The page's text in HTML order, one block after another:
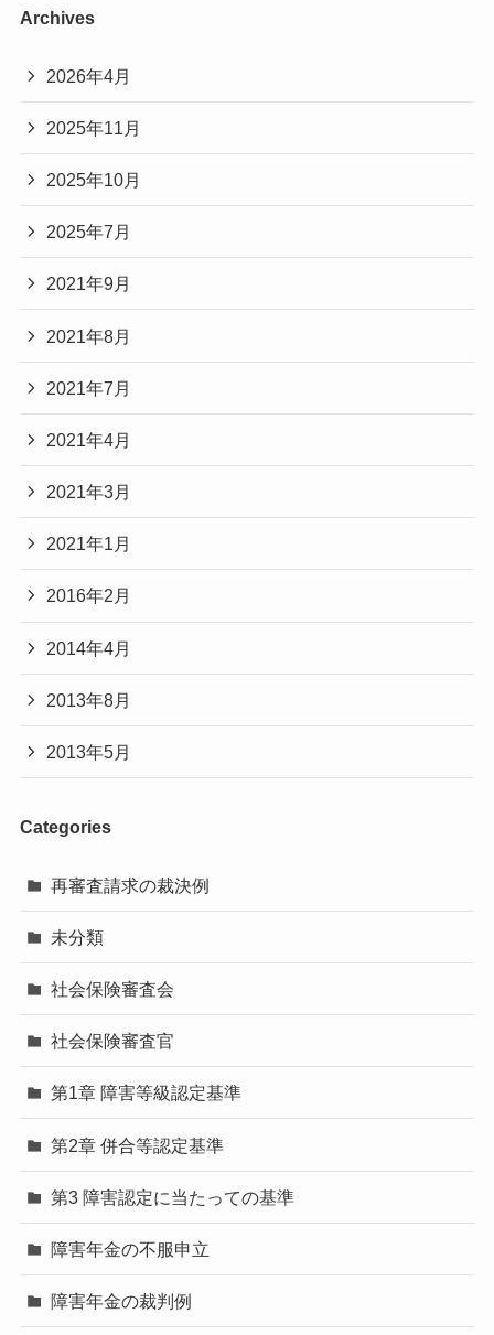
Archives
2026年4月
2025年11月
2025年10月
2025年7月
2021年9月
2021年8月
2021年7月
2021年4月
2021年3月
2021年1月
2016年2月
2014年4月
2013年8月
2013年5月
Categories
再審査請求の裁決例
未分類
社会保険審査会
社会保険審査官
第1章 障害等級認定基準
第2章 併合等認定基準
第3 障害認定に当たっての基準
障害年金の不服申立
障害年金の裁判例